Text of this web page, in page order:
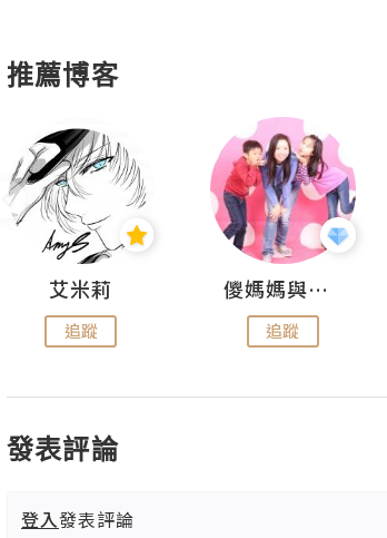
推薦博客
艾米莉
追蹤
儍媽媽與兩隻小魔怪之家
追蹤
發表評論
登入發表評論